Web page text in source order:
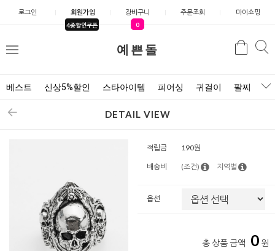
로그인 회원가입
4종할인쿠폰
장바구니
0
주문조회 마이쇼핑
예쁜돌
메
검색
베스트 신상5%할인 스타아이템 피어싱 귀걸이 팔찌 목
DETAIL VIEW
적립금 190원
배송비 (조건) 지역별
옵션
총 상품 금액 0 원